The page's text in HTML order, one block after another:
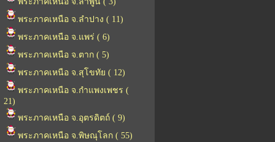
พระภาคเหนือ จ.ลำปาง ( 11)
พระภาคเหนือ จ.แพร่ ( 6)
พระภาคเหนือ จ.ตาก ( 5)
พระภาคเหนือ จ.สุโขทัย ( 12)
พระภาคเหนือ จ.กำแพงเพชร (
21)
พระภาคเหนือ จ.อุตรดิตถ์ ( 9)
พระภาคเหนือ จ.พิษณุโลก ( 55)